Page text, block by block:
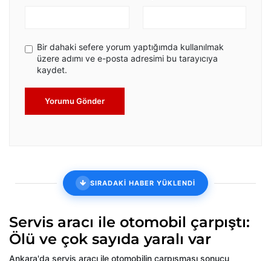
Bir dahaki sefere yorum yaptığımda kullanılmak
üzere adımı ve e-posta adresimi bu tarayıcıya
kaydet.
Yorumu Gönder
SIRADAKİ HABER YÜKLENDİ
Servis aracı ile otomobil çarpıştı:
Ölü ve çok sayıda yaralı var
Ankara'da servis aracı ile otomobilin çarpışması sonucu